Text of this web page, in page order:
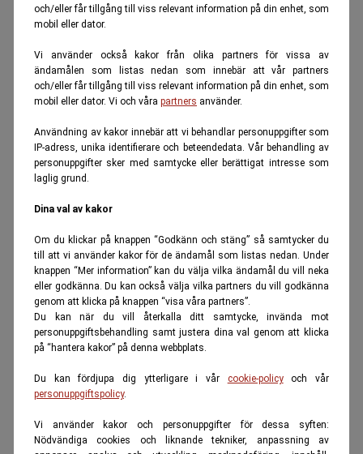
och/eller får tillgång till viss relevant information på din enhet, som
mobil eller dator.
Vi använder också kakor från olika partners för vissa av
ändamålen som listas nedan som innebär att vår partners
och/eller får tillgång till viss relevant information på din enhet, som
mobil eller dator. Vi och våra partners använder.
Användning av kakor innebär att vi behandlar personuppgifter som
IP-adress, unika identifierare och beteendedata. Vår behandling av
personuppgifter sker med samtycke eller berättigat intresse som
laglig grund.
Dina val av kakor
Om du klickar på knappen “Godkänn och stäng” så samtycker du
till att vi använder kakor för de ändamål som listas nedan. Under
knappen “Mer information” kan du välja vilka ändamål du vill neka
eller godkänna. Du kan också välja vilka partners du vill godkänna
genom att klicka på knappen “visa våra partners”.
Du kan när du vill återkalla ditt samtycke, invända mot
personuppgiftsbehandling samt justera dina val genom att klicka
på “hantera kakor” på denna webbplats.
Du kan fördjupa dig ytterligare i vår cookie-policyoch vår
personuppgiftspolicy.
Vi använder kakor och personuppgifter för dessa syften:
Nödvändiga cookies och liknande tekniker, anpassning av